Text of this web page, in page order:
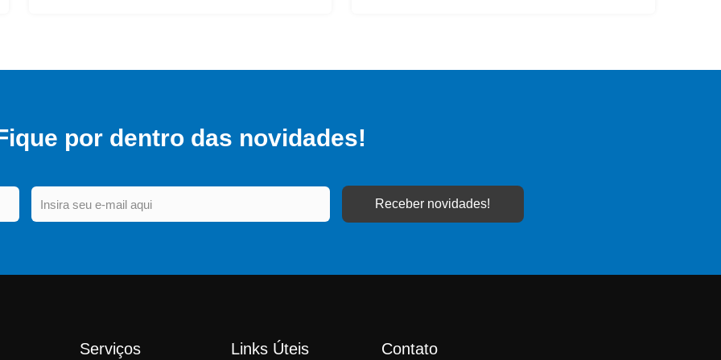
por dentro das novidades!
Email
Receber novidades!
Serviços Links Úteis Contato